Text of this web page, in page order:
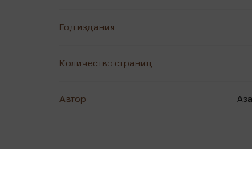
Год издания
Количество страниц
Автор